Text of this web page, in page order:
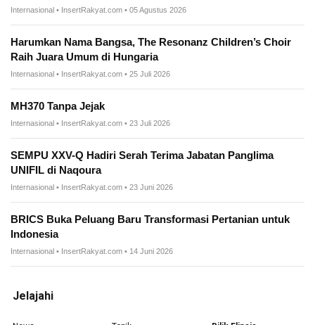
Internasional • InsertRakyat.com • 05 Agustus 2026
Harumkan Nama Bangsa, The Resonanz Children’s Choir
Raih Juara Umum di Hungaria
Internasional • InsertRakyat.com • 25 Juli 2026
MH370 Tanpa Jejak
Internasional • InsertRakyat.com • 23 Juli 2026
SEMPU XXV-Q Hadiri Serah Terima Jabatan Panglima
UNIFIL di Naqoura
Internasional • InsertRakyat.com • 23 Juni 2026
BRICS Buka Peluang Baru Transformasi Pertanian untuk
Indonesia
Internasional • InsertRakyat.com • 14 Juni 2026
Jelajahi